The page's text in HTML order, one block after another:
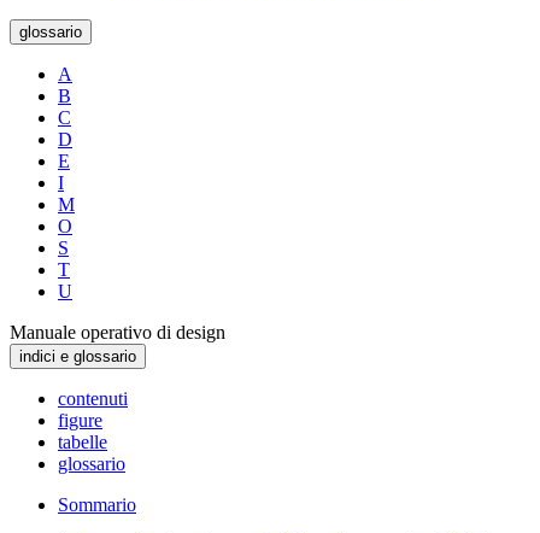
glossario
A
B
C
D
E
I
M
O
S
T
U
Manuale operativo di design
indici e glossario
contenuti
figure
tabelle
glossario
Sommario